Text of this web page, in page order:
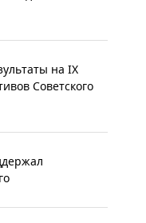
на IX
Советского